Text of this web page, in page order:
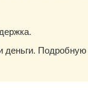
деньги.